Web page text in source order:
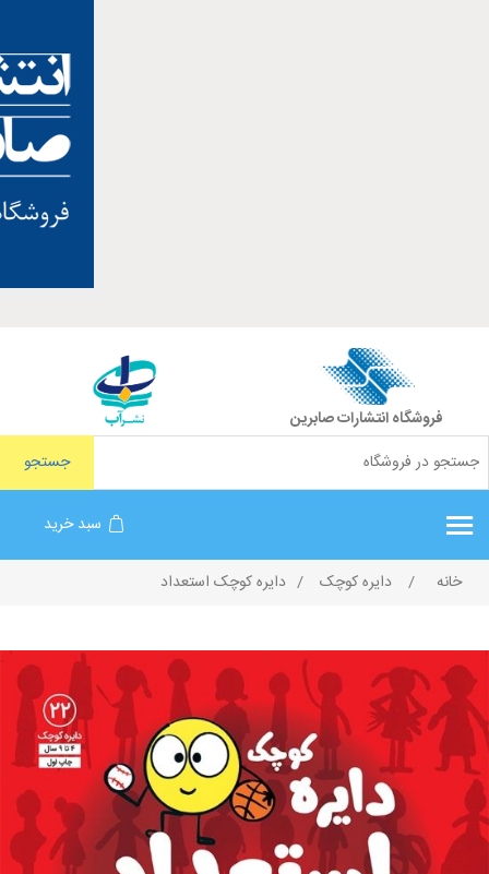
فروشگاه انتشارات صابرین
جستجو
سبد خرید
خانه / دایره کوچک / دایره‌ کوچک استعداد